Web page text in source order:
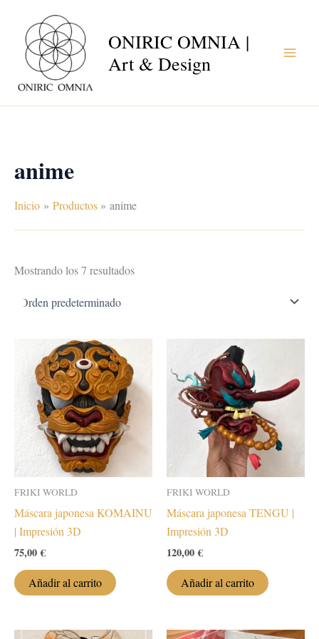
contenido
ONIRIC OMNIA |
Art & Design
anime
Inicio Productos anime
Mostrando los 7 resultados
FRIKI WORLD
Máscara japonesa KOMAINU
| Impresión 3D
75,00€
Añadir al carrito
FRIKI WORLD
Máscara japonesa TENGU |
Impresión 3D
120,00€
Añadir al carrito